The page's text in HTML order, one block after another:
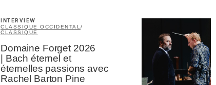
INTERVIEW
CLASSIQUE OCCIDENTAL/
CLASSIQUE
Domaine Forget 2026
| Bach éternel et
éternelles passions avec
Rachel Barton Pine